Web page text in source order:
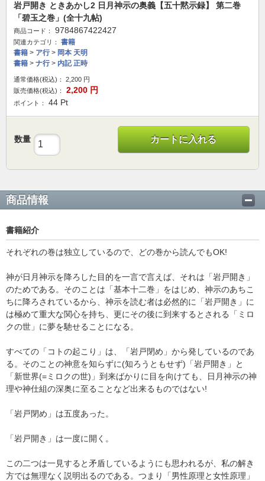
岩戸開き ときあかし2 日月神示の奥義【五十黙示録】 第二巻
「碧玉之巻」(全十九帖)
商品コード： 9784867422427
関連カテゴリ：
書籍
書籍 > ア行> 岡本 天明
書籍 > ナ行> 内記 正時
通常価格(税込)： 2,200 円
販売価格(税込)：
2,200 円
ポイント： 44 Pt
数量 カートに入れる
商品情報
書籍紹介
それぞれの巻は独立しているので、どの巻から読んでもOK!
神が日月神示を降ろした目的を一言で言えば、それは「岩戸開き」
のためである。そのことは「基本十二巻」をはじめ、神示のあちこ
ちに降ろされているから、神示を読む者は必然的に「岩戸開き」に
は極めて重大な関心を持ち、更にその後に到来するとされる「ミロ
クの世」に夢を馳せることになる。
すべての「コトの起こり」は、「岩戸閉め」から発しているのであ
る。そのことの神意を知らずに(知ろうともせず)「岩戸開き」と
「新世界(=ミロクの世)」到来ばかりに目を向けても、日月神示の神
理や神仕組の深奥に至ることなど出来るものではない!
「岩戸閉め」は五度あった。
「岩戸開き」は一度に開く。
この二つは一見すると矛盾しているようにも思われるが、私の解き
方では無理なく説明出るのである。つまり「男性原理と女性原理」